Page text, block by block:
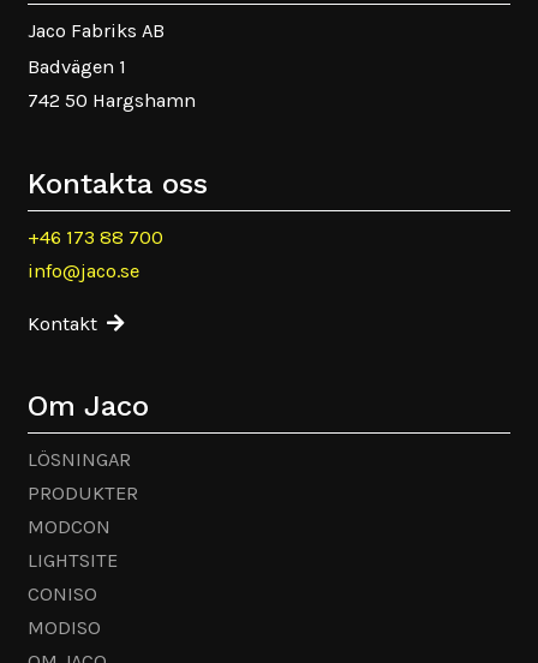
Jaco Fabriks AB
Badvägen 1
742 50 Hargshamn
Kontakta oss
+46 173 88 700
info@jaco.se
Kontakt
Om Jaco
LÖSNINGAR
PRODUKTER
MODCON
LIGHTSITE
CONISO
MODISO